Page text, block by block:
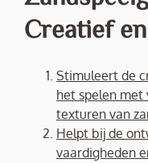
Creatief
Stimuleert de
het spelen met
texturen van
Helpt bij de
vaardigheden